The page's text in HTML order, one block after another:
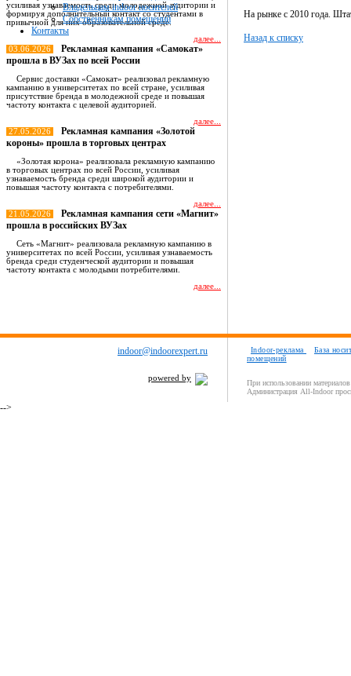
Владельцам indoor носителей
Собственникам помещений
Контакты
усиливая узнаваемость среди молодежной аудитории и
формируя дополнительный контакт со студентами в
привычной для них образовательной среде.
далее...
03.06.2026
Рекламная кампания «Самокат»
прошла в ВУЗах по всей России
Сервис доставки «Самокат» реализовал рекламную
кампанию в университетах по всей стране, усиливая
присутствие бренда в молодежной среде и повышая
частоту контакта с целевой аудиторией.
далее...
27.05.2026
Рекламная кампания «Золотой
короны» прошла в торговых центрах
«Золотая корона» реализовала рекламную кампанию
в торговых центрах по всей России, усиливая
узнаваемость бренда среди широкой аудитории и
повышая частоту контакта с потребителями.
далее...
21.05.2026
Рекламная кампания сети «Магнит»
прошла в российских ВУЗах
Сеть «Магнит» реализовала рекламную кампанию в
университетах по всей России, усиливая узнаваемость
бренда среди студенческой аудитории и повышая
частоту контакта с молодыми потребителями.
далее...
На рынке с 2010 года.
Назад к списку
indoor@indoorexpert.ru
powered by
Indoor-реклама
База
помещений
При использовании
Администрация All-Indoor
-->